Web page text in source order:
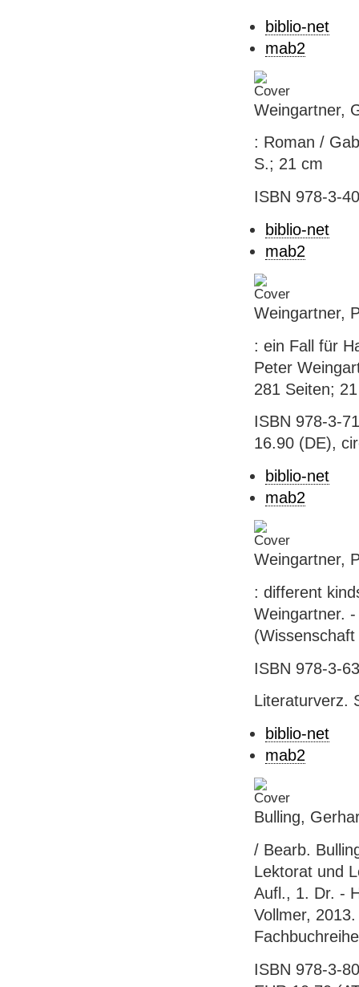
biblio-net
mab2
Weingartner,
: Roman /
S.; 21 cm
ISBN 978-3-
biblio-net
mab2
Weingartner,
: ein Fall für
Peter
281 Seiten;
ISBN 978-3-
16.90 (DE),
biblio-net
mab2
Weingartner,
: different
Weingartner.
ISBN 978-3-
Literaturverz.
biblio-net
mab2
Bulling,
/ Bearb.
Lektorat und
Aufl., 1. Dr. -
Vollmer,
ISBN 978-3-